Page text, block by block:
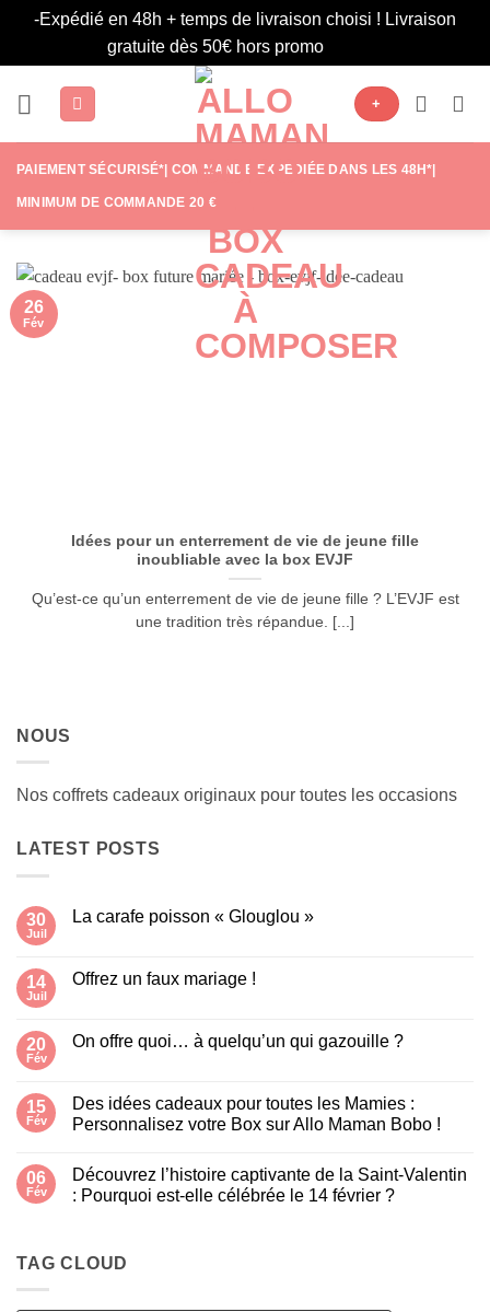
-Expédié en 48h + temps de livraison choisi ! Livraison
gratuite dès 50€ hors promo
+
PAIEMENT SÉCURISÉ*| COMMANDE EXPÉDIÉE DANS LES 48H*|
MINIMUM DE COMMANDE 20 €
Idées pour un enterrement de vie de jeune fille
inoubliable avec la box EVJF
Qu’est-ce qu’un enterrement de vie de jeune fille ? L’EVJF est
une tradition très répandue. [...]
26
Fév
NOUS
Nos coffrets cadeaux originaux pour toutes les occasions
LATEST POSTS
30
Juil
La carafe poisson « Glouglou »
La
14
Juil
Offrez un faux mariage !
Offrez
20
Fév
On offre quoi… à quelqu’un qui gazouille ?
On
offre
quoi…
qui
gazouille
?
15
Fév
Des idées cadeaux pour toutes les Mamies :
Personnalisez votre Box sur Allo Maman Bobo !
sur
Des
idées
les
Mamies
06
Fév
Découvrez l’histoire captivante de la Saint-Valentin
: Pourquoi est-elle célébrée le 14 février ?
Découvrez
l’histoire
TAG CLOUD